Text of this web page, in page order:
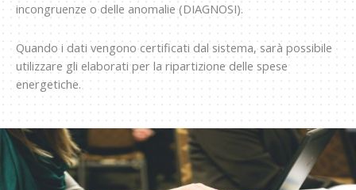
incongruenze o delle anomalie (DIAGNOSI).
Quando i dati vengono certificati dal sistema, sarà possibile
utilizzare gli elaborati per la ripartizione delle spese
energetiche.